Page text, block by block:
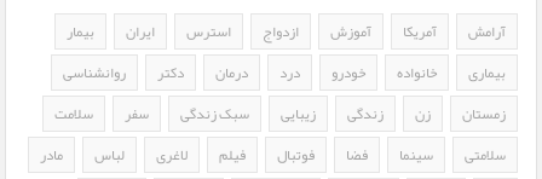
آرامش آمریکا آموزش ازدواج استرس ایران
بیمار
بیماری
خانواده خودرو درد درمان دکتر
روانشناسی
زمستان
زن زندگی زیبایی سبک زندگی سفر
سلامت
سلامتی
سینما فضا فوتبال فیلم لاغری لباس
مادر